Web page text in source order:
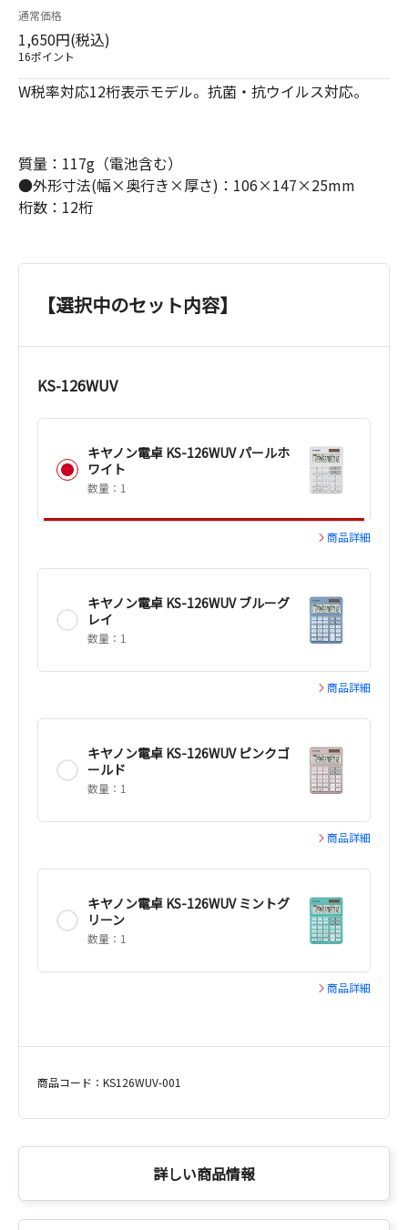
通常価格
1,650円(税込)
16ポイント
W税率対応12桁表示モデル。抗菌・抗ウイルス対応。
質量：117g（電池含む）
●外形寸法(幅×奥行き×厚さ)：106×147×25mm
桁数：12桁
【選択中のセット内容】
KS-126WUV
キヤノン電卓 KS-126WUV パールホ
ワイト
数量：1
商品詳細
キヤノン電卓 KS-126WUV ブルーグ
レイ
数量：1
商品詳細
キヤノン電卓 KS-126WUV ピンクゴ
ールド
数量：1
商品詳細
キヤノン電卓 KS-126WUV ミントグ
リーン
数量：1
商品詳細
商品コード：KS126WUV-001
詳しい商品情報